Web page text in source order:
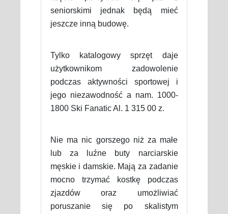
seniorskimi jednak będą mieć
jeszcze inną budowę.
Tylko katalogowy sprzęt daje
użytkownikom zadowolenie
podczas aktywności sportowej i
jego niezawodność a nam. 1000-
1800 Ski Fanatic Al. 1 315 00 z.
Nie ma nic gorszego niż za małe
lub za luźne buty narciarskie
męskie i damskie. Mają za zadanie
mocno trzymać kostkę podczas
zjazdów oraz umożliwiać
poruszanie się po skalistym